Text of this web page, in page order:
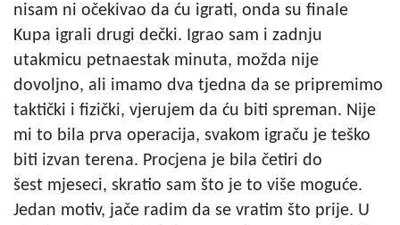
nisam ni očekivao da ću igrati, onda su finale
Kupa igrali drugi dečki. Igrao sam i zadnju
utakmicu petnaestak minuta, možda nije
dovoljno, ali imamo dva tjedna da se pripremimo
taktički i fizički, vjerujem da ću biti spreman. Nije
mi to bila prva operacija, svakom igraču je teško
biti izvan terena. Procjena je bila četiri do
šest mjeseci, skratio sam što je to više moguće.
Jedan motiv, jače radim da se vratim što prije. U